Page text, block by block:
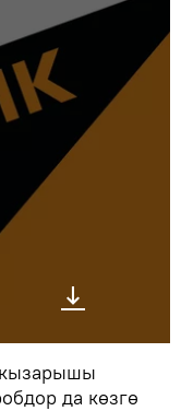
кызарышы
да көзгө